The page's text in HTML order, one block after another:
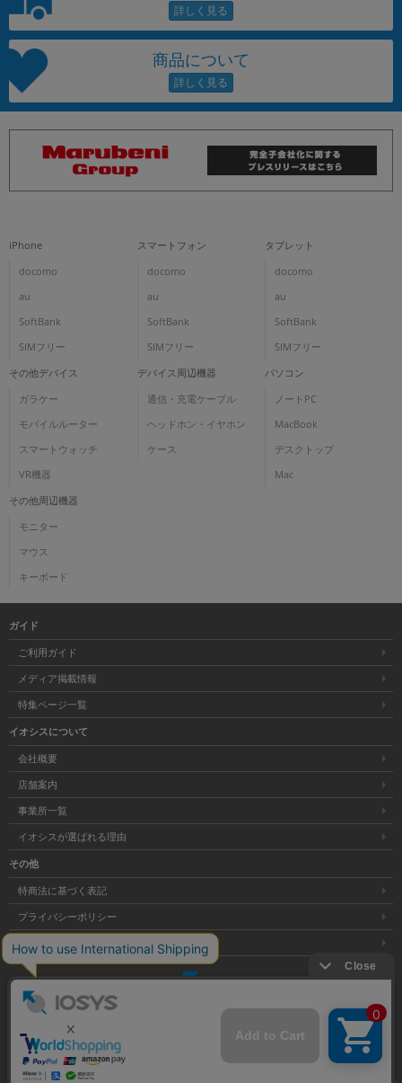
商品について
iPhone
docomo
au
SoftBank
SIMフリー
スマートフォン
docomo
au
SoftBank
SIMフリー
タブレット
docomo
au
SoftBank
SIMフリー
その他デバイス
ガラケー
モバイルルーター
スマートウォッチ
VR機器
デバイス周辺機器
通信・充電ケーブル
ヘッドホン・イヤホン
ケース
パソコン
ノートPC
MacBook
デスクトップ
Mac
その他周辺機器
モニター
マウス
キーボード
ガイド
ご利用ガイド
メディア掲載情報
特集ページ一覧
イオシスについて
会社概要
店舗案内
事業所一覧
イオシスが選ばれる理由
その他
特商法に基づく表記
プライバシーポリシー
サイトマップ
大阪府公安委員会発行 古物商許可証 第621121002176号
Copyright © 株式会社イオシス All Rights Reserved. クリア